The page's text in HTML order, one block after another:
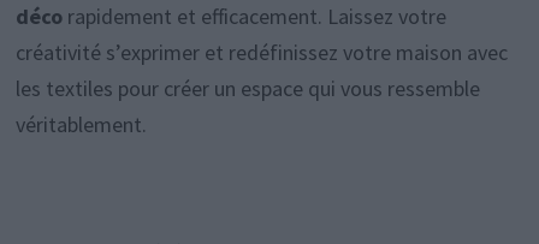
décorapidement et efficacement. Laissez votre
créativité s’exprimer et redéfinissez votre maison avec
les textiles pour créer un espace qui vous ressemble
véritablement.